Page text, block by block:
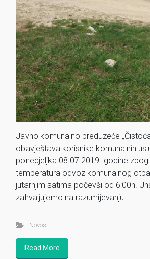
Javno komunalno preduzeće
obavještava korisnike komunalnih
ponedjeljka 08.07.2019. godine zbog
temperatura odvoz komunalnog
jutarnjim satima počevši od 6:00h.
zahvaljujemo na razumijevanju.
Novosti
Read More